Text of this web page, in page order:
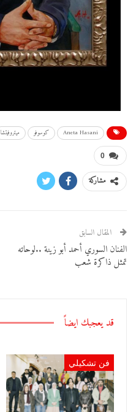
Aneta Hasani كوسوفو ميتروفيتشا
0
مشاركة
المقال السابق
الفنان السوري أحمد أبو زينة ..لوحاته
تمثل ذاكرة شعب
قد يعجبك ايضاً
فن تشكيلي